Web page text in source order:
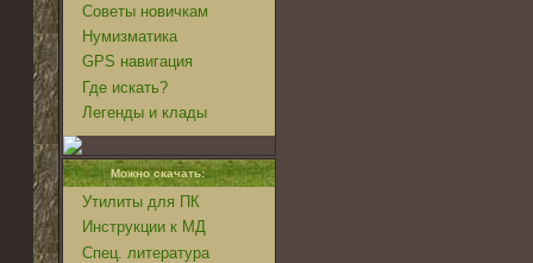
Советы новичкам
Нумизматика
GPS навигация
Где искать?
Легенды и клады
Можно скачать:
Утилиты для ПК
Инструкции к МД
Спец. литература